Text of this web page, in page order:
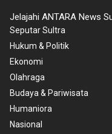
Jelajahi ANTARA News
Seputar Sultra
Hukum & Politik
Ekonomi
Olahraga
Budaya & Pariwisata
Humaniora
Nasional